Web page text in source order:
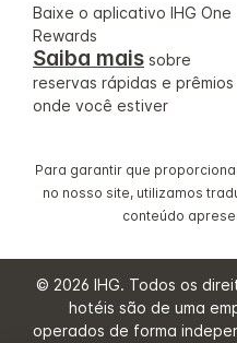
Baixe o aplicativo IHG One
Rewards
Saiba mais sobre
reservas rápidas e prêmios
onde você estiver
Para garantir que
no nosso site, utilizamos
conteúdo
© 2026 IHG. Todos os
hotéis são de uma
operados de forma